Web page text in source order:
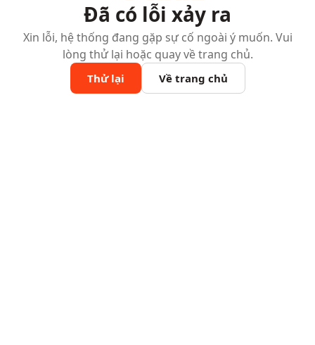
Đã có lỗi xảy ra
Xin lỗi, hệ thống đang gặp sự cố ngoài ý muốn. Vui
lòng thử lại hoặc quay về trang chủ.
Thử lại Về trang chủ